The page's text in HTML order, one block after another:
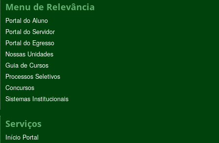
Menu de Relevância
Portal do Aluno
Portal do Servidor
Portal do Egresso
Nossas Unidades
Guia de Cursos
Processos Seletivos
Concursos
Sistemas Institucionais
Serviços
Início Portal